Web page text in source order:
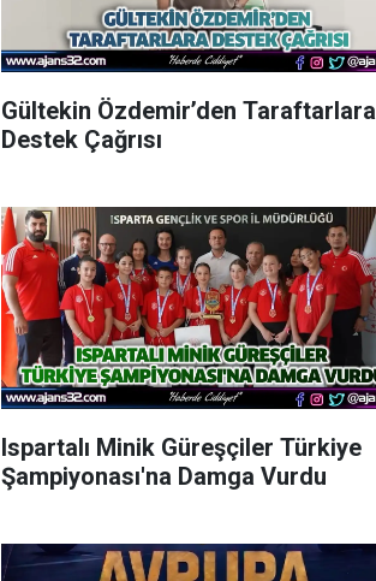
Gültekin Özdemir’den Taraftarlara
Destek Çağrısı
Ispartalı Minik Güreşçiler Türkiye
Şampiyonası'na Damga Vurdu